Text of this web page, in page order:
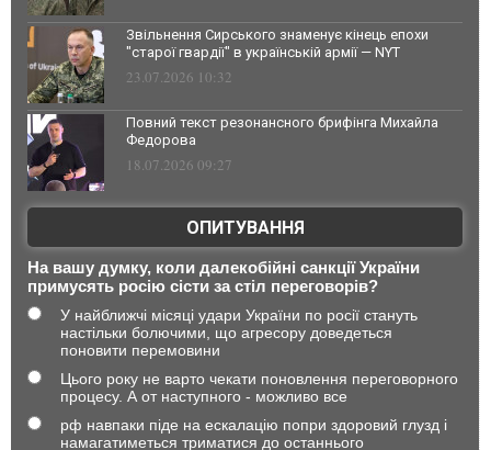
Звільнення Сирського знаменує кінець епохи
"старої гвардії" в українській армії — NYT
23.07.2026 10:32
Повний текст резонансного брифінга Михайла
Федорова
18.07.2026 09:27
ОПИТУВАННЯ
На вашу думку, коли далекобійні санкції України
примусять росію сісти за стіл переговорів?
У найближчі місяці удари України по росії стануть
настільки болючими, що агресору доведеться
поновити перемовини
Цього року не варто чекати поновлення переговорного
процесу. А от наступного - можливо все
рф навпаки піде на ескалацію попри здоровий глузд і
намагатиметься триматися до останнього